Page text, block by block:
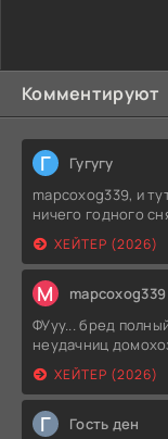
Комментируют
Г Гугугу
mapcoxog339, и
ничего годного
ХЕЙТЕР (2026)
M mapcoxog339
ФУуу... бред
неудачниц
ХЕЙТЕР (2026)
Г Гость ден